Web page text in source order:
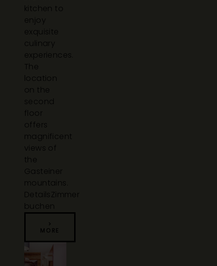
kitchen to
enjoy
exquisite
culinary
experiences.
The
location
on the
second
floor
offers
magnificent
views of
the
Gasteiner
mountains.
DetailsZimmer
buchen
>
MORE